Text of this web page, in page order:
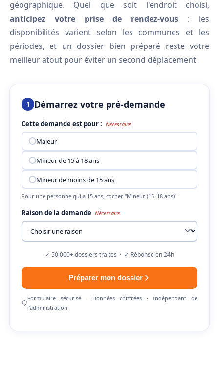
géographique. Quel que soit l'endroit choisi,
anticipez votre prise de rendez-vous : les
disponibilités varient selon les communes et les
périodes, et un dossier bien préparé reste votre
meilleur atout pour éviter un second déplacement.
1 Démarrez votre pré-demande
Cette demande est pour : Nécessaire
Majeur
Mineur de 15 à 18 ans
Mineur de moins de 15 ans
Pour une personne qui a 15 ans, cocher "Mineur (15–18 ans)"
Raison de la demande Nécessaire
✓ 50 000+ dossiers traités · ✓ Réponse en 24h
Préparer mon dossier
Formulaire sécurisé · Données chiffrées · Indépendant de
l'administration